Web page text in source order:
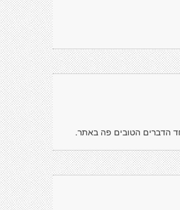
הדברים הטובים פה באתר.